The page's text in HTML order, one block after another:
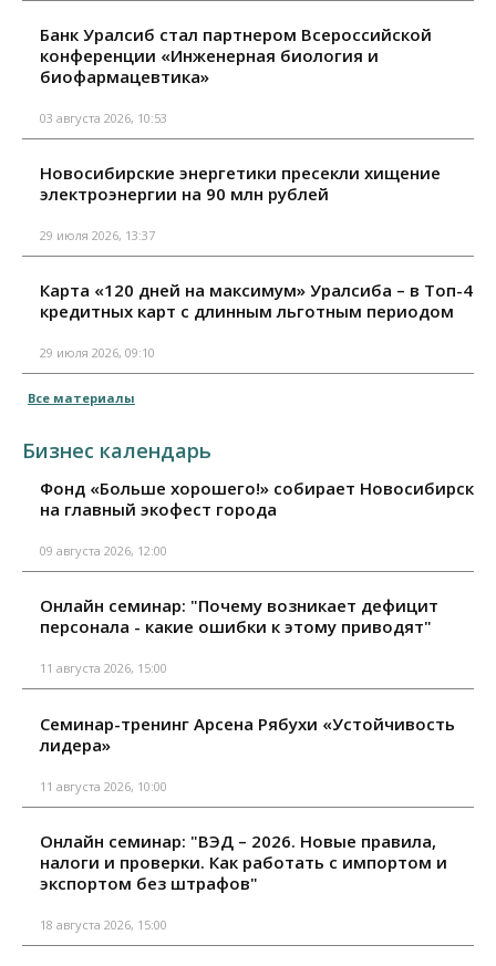
Банк Уралсиб стал партнером Всероссийской
конференции «Инженерная биология и
биофармацевтика»
03 августа 2026, 10:53
Новосибирские энергетики пресекли хищение
электроэнергии на 90 млн рублей
29 июля 2026, 13:37
Карта «120 дней на максимум» Уралсиба – в Топ-4
кредитных карт с длинным льготным периодом
29 июля 2026, 09:10
Все материалы
Бизнес календарь
Фонд «Больше хорошего!» собирает Новосибирск
на главный экофест города
09 августа 2026, 12:00
Онлайн семинар: "Почему возникает дефицит
персонала - какие ошибки к этому приводят"
11 августа 2026, 15:00
Семинар-тренинг Арсена Рябухи «Устойчивость
лидера»
11 августа 2026, 10:00
Онлайн семинар: "ВЭД – 2026. Новые правила,
налоги и проверки. Как работать с импортом и
экспортом без штрафов"
18 августа 2026, 15:00